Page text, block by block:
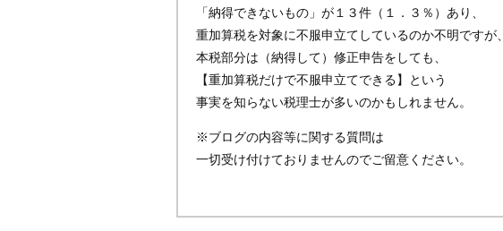
「納得できないもの」が１３件（１．３％）あり、
重加算税を対象に不服申立てしているのか不明ですが、
本税部分は（納得して）修正申告をしても、
【重加算税だけで不服申立てできる】という
事実を知らない税理士が多いのかもしれません。
※ブログの内容等に関する質問は
一切受け付けておりませんのでご留意ください。